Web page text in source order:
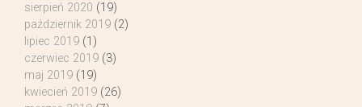
sierpień 2020 (19)
październik 2019 (2)
lipiec 2019 (1)
czerwiec 2019 (3)
maj 2019 (19)
kwiecień 2019 (26)